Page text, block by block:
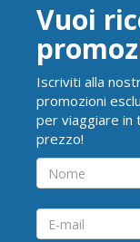
Vuoi
Iscriviti alla
promozioni
per viaggiare in
prezzo!